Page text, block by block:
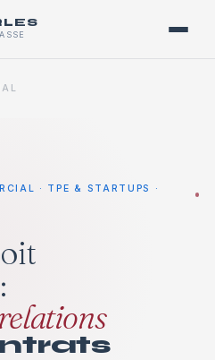
· TPE & STARTUPS ·